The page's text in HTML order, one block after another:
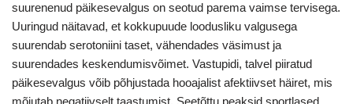
suurenenud päikesevalgus on seotud parema vaimse tervisega.
Uuringud näitavad, et kokkupuude loodusliku valgusega
suurendab serotoniini taset, vähendades väsimust ja
suurendades keskendumisvõimet. Vastupidi, talvel piiratud
päikesevalgus võib põhjustada hooajalist afektiivset häiret, mis